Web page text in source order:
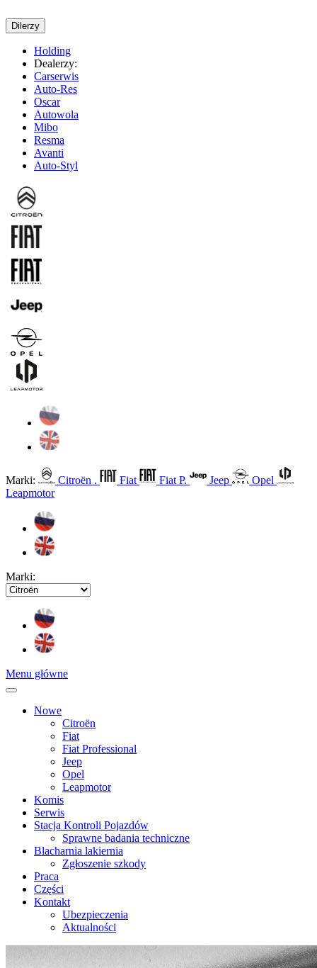
Dilerzy
Holding
Dealerzy:
Carserwis
Auto-Res
Oscar
Autowola
Mibo
Resma
Avanti
Auto-Styl
Marki: Citroën . Fiat Fiat P. Jeep
Opel
Leapmotor
Marki:
Menu główne
Nowe
Citroën
Fiat
Fiat Professional
Jeep
Opel
Leapmotor
Komis
Serwis
Stacja Kontroli Pojazdów
Sprawne badania techniczne
Blacharnia lakiernia
Zgłoszenie szkody
Praca
Części
Kontakt
Ubezpieczenia
Aktualności